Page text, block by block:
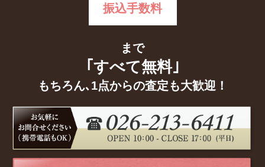
振込手数料
まで
｢すべて無料｣
もちろん､1点からの査定も大歓迎！